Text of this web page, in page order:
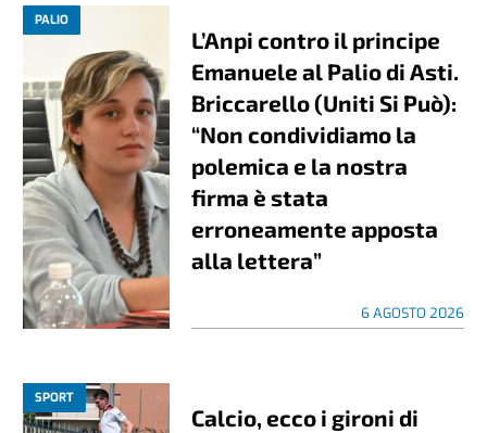
PALIO
L’Anpi contro il principe
Emanuele al Palio di Asti.
Briccarello (Uniti Si Può):
“Non condividiamo la
polemica e la nostra
firma è stata
erroneamente apposta
alla lettera”
6 AGOSTO 2026
SPORT
Calcio, ecco i gironi di